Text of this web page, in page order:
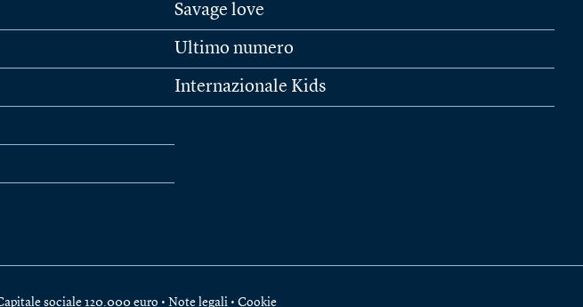
Savage love
Ultimo numero
Internazionale Kids
sociale 120.000 euro • Note legali • Cookie